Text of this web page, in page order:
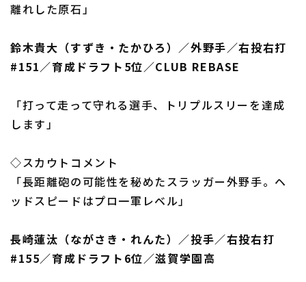
離れした原石」
鈴木貴大（すずき・たかひろ）／外野手／右投右打
#151／育成ドラフト5位／CLUB REBASE
「打って走って守れる選手、トリプルスリーを達成
します」
◇スカウトコメント
「長距離砲の可能性を秘めたスラッガー外野手。ヘ
ッドスピードはプロ一軍レベル」
長崎蓮汰（ながさき・れんた）／投手／右投右打
#155／育成ドラフト6位／滋賀学園高